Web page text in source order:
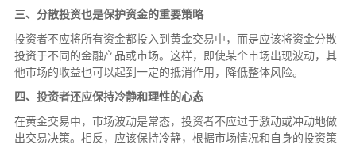
三、分散投资也是保护资金的重要策略
投资者不应将所有资金都投入到黄金交易中，而是应该将资金分散
投资于不同的金融产品或市场。这样，即使某个市场出现波动，其
他市场的收益也可以起到一定的抵消作用，降低整体风险。
四、投资者还应保持冷静和理性的心态
在黄金交易中，市场波动是常态，投资者不应过于激动或冲动地做
出交易决策。相反，应该保持冷静，根据市场情况和自身的投资策